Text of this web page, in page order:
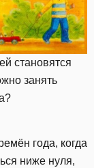
становятся
занять
года, когда
ниже нуля,